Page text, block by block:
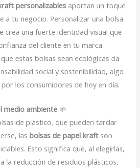
personalizables aportan un toque
a tu negocio. Personalizar una bolsa
crea una fuerte identidad visual que
del cliente en tu marca.
estas bolsas sean ecológicas da
social y sostenibilidad, algo
los consumidores de hoy en día.
medio ambiente 🌱
de plástico, que pueden tardar
lasbolsas de papel kraft son
Esto significa que, al elegirlas,
la reducción de residuos plásticos,